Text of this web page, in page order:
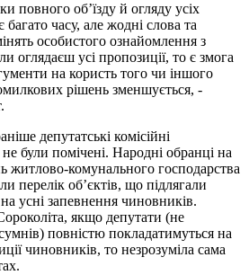
повного об’їзду й огляду усіх
багато часу, але жодні слова та
особистого ознайомлення з
оглядаєш усі пропозиції, то є змога
на користь того чи іншого
рішень зменшується, -
депутатські комісійні
були помічені. Народні обранці на
житлово-комунального господарства
перелік об’єктів, що підлягали
усні запевнення чиновників.
якщо депутати (не
повністю покладатимуться на
чиновників, то незрозуміла сама